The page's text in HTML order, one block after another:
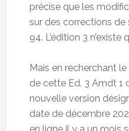
précise que les
sur des corrections
94. L’édition 3 n’existe
Mais en recherchant
de cette Ed. 3 Amdt 1
nouvelle version
date de décembre